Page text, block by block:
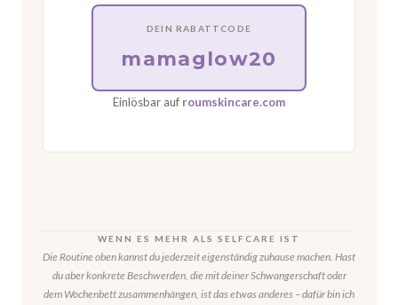
DEIN RABATTCODE
mamaglow20
Einlösbar auf roumskincare.com
WENN ES MEHR ALS SELFCARE IST
Die Routine oben kannst du jederzeit eigenständig zuhause machen. Hast
du aber konkrete Beschwerden, die mit deiner Schwangerschaft oder
dem Wochenbett zusammenhängen, ist das etwas anderes – dafür bin ich